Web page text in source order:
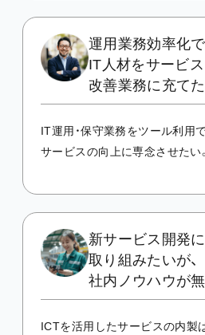
運用業務効率化で
IT人材をサービス
改善業務に充てた
IT運用・保守業務をツール利用
サービスの向上に専念させたい。
新サービス開発に
取り組みたいが、
社内ノウハウが無
ICTを活用したサービスの内製